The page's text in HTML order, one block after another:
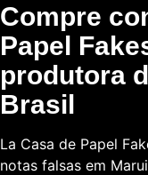
Compre
Papel
produtora
Brasil
La Casa de Papel
notas falsas em